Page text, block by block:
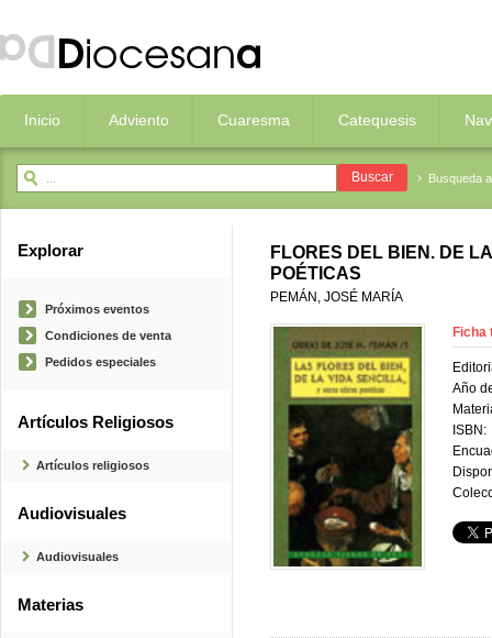
Inicio Adviento Cuaresma Catequesis
Busqueda
Explorar
Próximos eventos
Condiciones de venta
Pedidos especiales
Artículos Religiosos
Artículos religiosos
Audiovisuales
Audiovisuales
Materias
FLORES DEL BIEN. DE
POÉTICAS
PEMÁN, JOSÉ MARÍA
Ficha
Año
ISBN: